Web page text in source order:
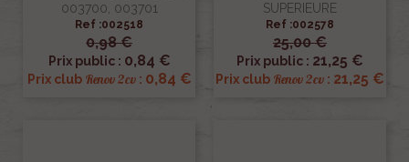
003700, 003701
Ref :002518
0,98 €
Prix public : 0,84 €
Prix club Renov 2cv: 0,84 €
SUPERIEURE
Ref :002578
25,00 €
Prix public : 21,25 €
Prix club Renov 2cv : 21,25 €